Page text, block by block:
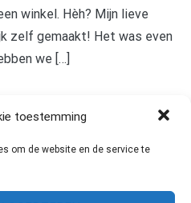
toestemming
om de website en de service te
winkel. Hèh? Mijn lieve
zelf gemaakt! Het was even
we […]